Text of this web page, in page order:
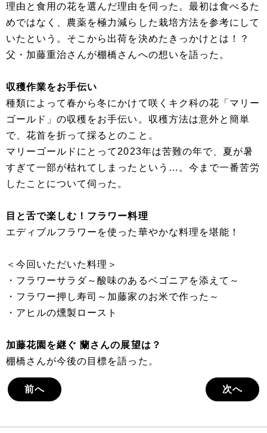
理由と食用の花を選んだ理由を伺った。最初は食べるた
めではなく、農薬を極力減らした栽培方法を参考にして
いたという。そこから出荷を決めたきっかけとは！？
父・加藤重治さんが棚橋さんへの想いを語った。
収穫作業をお手伝い
種類によって春から冬にかけて咲くキク科の花「マリー
ゴールド」の収穫をお手伝い。収穫方法は意外と簡単
で、花首を折って採るとのこと。
マリーゴールドにとって2023年は苦難の年で、夏が暑
すぎて一部が枯れてしまったという…。今まで一番苦労
したことについて伺った。
目と舌で楽しむ！フラワー料理
エディブルフラワーを使った華やかな料理を堪能！
＜今回いただいた料理＞
・フラワーサラダ～酸味のあるベゴニアを添えて～
・フラワー押し寿司～加藤家のお米で作った～
・アヒルの燻製ロースト
加藤花園を継ぐ 蘭さんの展望は？
棚橋さんが今後の目標を語った。
前へ 次へ